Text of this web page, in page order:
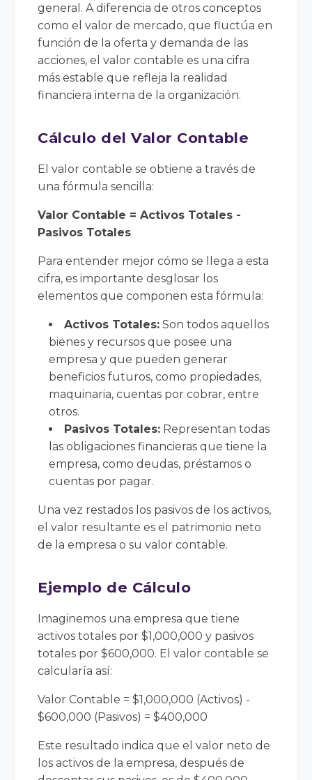
general. A diferencia de otros conceptos
como el valor de mercado, que fluctúa en
función de la oferta y demanda de las
acciones, el valor contable es una cifra
más estable que refleja la realidad
financiera interna de la organización.
Cálculo del Valor Contable
El valor contable se obtiene a través de
una fórmula sencilla:
Valor Contable = Activos Totales -
Pasivos Totales
Para entender mejor cómo se llega a esta
cifra, es importante desglosar los
elementos que componen esta fórmula:
Activos Totales: Son todos aquellos
bienes y recursos que posee una
empresa y que pueden generar
beneficios futuros, como propiedades,
maquinaria, cuentas por cobrar, entre
otros.
Pasivos Totales: Representan todas
las obligaciones financieras que tiene la
empresa, como deudas, préstamos o
cuentas por pagar.
Una vez restados los pasivos de los activos,
el valor resultante es el patrimonio neto
de la empresa o su valor contable.
Ejemplo de Cálculo
Imaginemos una empresa que tiene
activos totales por $1,000,000 y pasivos
totales por $600,000. El valor contable se
calcularía así:
Valor Contable = $1,000,000 (Activos) -
$600,000 (Pasivos) = $400,000
Este resultado indica que el valor neto de
los activos de la empresa, después de